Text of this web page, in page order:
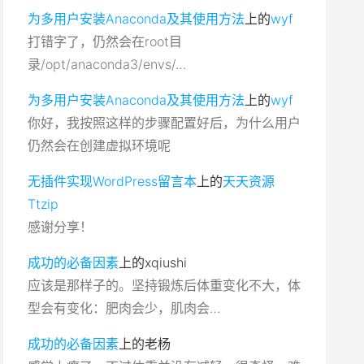
为多用户安装Anaconda及其使用方法 上的wyf
打错字了，仍然会在root目
录/opt/anaconda3/envs/…
为多用户安装Anaconda及其使用方法 上的wyf
你好，我按照这样的步骤配置好后，为什么用户
仍然会在创建虚拟环境呢
无插件实现WordPress留言本 上的天天资源
Ttzip
感谢分享！
成功的必备因素 上的xqiushi
应该是那样子的。坚持锻炼后体重变化不大，体
型会有变化：肥肉会少，肌肉会…
成功的必备因素 上的老杨